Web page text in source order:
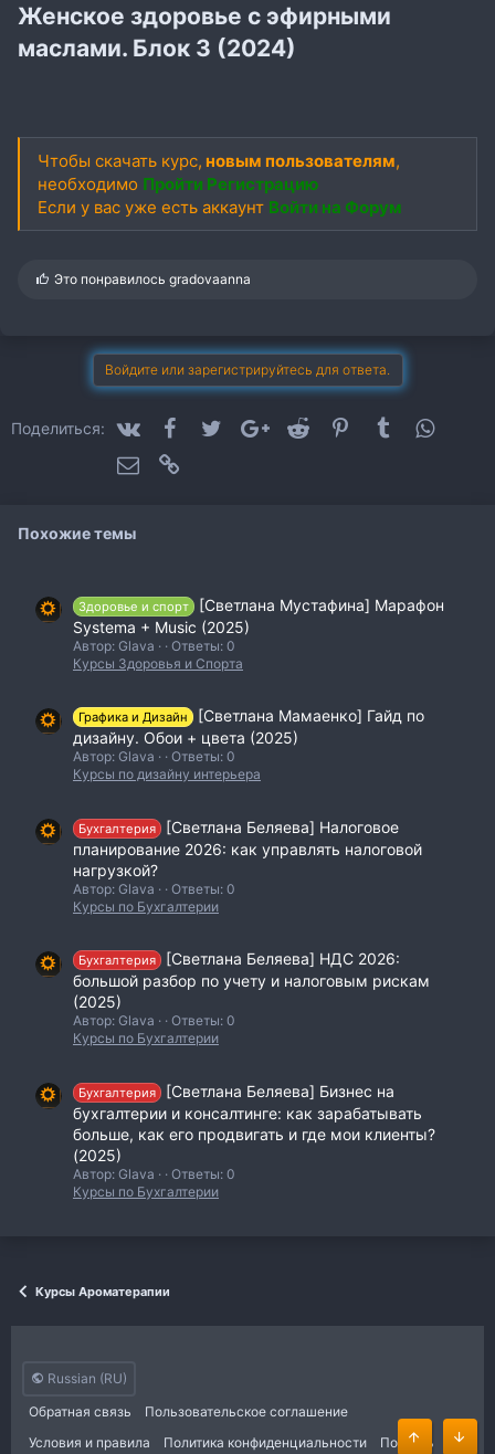
Женское здоровье с эфирными
маслами. Блок 3 (2024)
Чтобы скачать курс, новым пользователям,
необходимо Пройти Регистрацию
Если у вас уже есть аккаунт Войти на Форум
С
Это понравилосьgradovaanna
Войдите или зарегистрируйтесь для ответа.
Поделиться: VK FacebookTwitterGoogle+Reddit PinterestTumblr
Электронная почта
Похожие темы
Здоровье и спорт
[Светлана Мустафина] Марафон
Systema + Music (2025)
Автор: Glava
Ответы: 0
Курсы Здоровья и Спорта
Графика и Дизайн
[Светлана Мамаенко] Гайд по
дизайну. Обои + цвета (2025)
Автор: Glava
Ответы: 0
Курсы по дизайну интерьера
Бухгалтерия
[Светлана Беляева] Налоговое
планирование 2026: как управлять налоговой
нагрузкой?
Автор: Glava
Ответы: 0
Курсы по Бухгалтерии
Бухгалтерия
[Светлана Беляева] НДС 2026:
большой разбор по учету и налоговым рискам
(2025)
Автор: Glava
Ответы: 0
Курсы по Бухгалтерии
Бухгалтерия
[Светлана Беляева] Бизнес на
бухгалтерии и консалтинге: как зарабатывать
больше, как его продвигать и где мои клиенты?
(2025)
Автор: Glava
Ответы: 0
Курсы по Бухгалтерии
Курсы Ароматерапии
Russian (RU)
Обратная связь
Пользовательское соглашение
Условия и правила
Политика конфиденциальности ПомощьСверхуСнизу